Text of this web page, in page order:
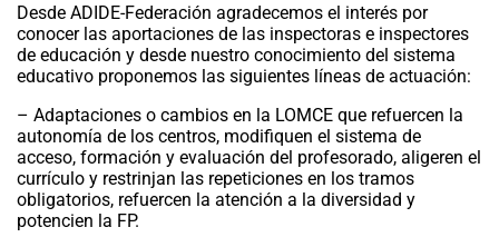
Desde ADIDE-Federación agradecemos el interés por
conocer las aportaciones de las inspectoras e inspectores
de educación y desde nuestro conocimiento del sistema
educativo proponemos las siguientes líneas de actuación:
– Adaptaciones o cambios en la LOMCE que refuercen la
autonomía de los centros, modifiquen el sistema de
acceso, formación y evaluación del profesorado, aligeren el
currículo y restrinjan las repeticiones en los tramos
obligatorios, refuercen la atención a la diversidad y
potencien la FP.